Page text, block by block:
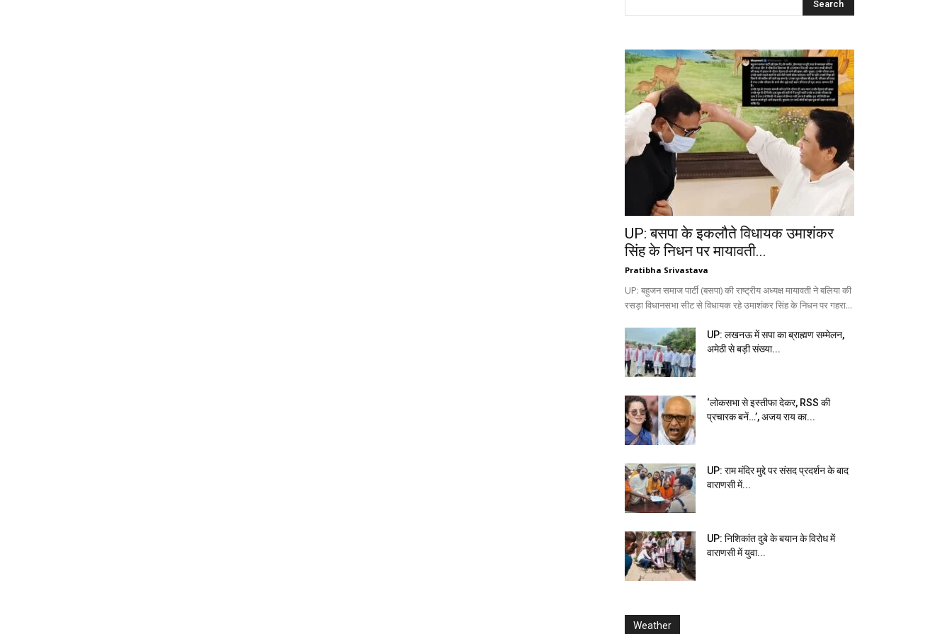
UP: बसपा के इकलौते विधायक उमाशंकर
सिंह के निधन पर मायावती...
Pratibha Srivastava
UP: बहुजन समाज पार्टी (बसपा) की राष्ट्रीय अध्यक्ष मायावती ने बलिया की
रसड़ा विधानसभा सीट से विधायक रहे उमाशंकर सिंह के निधन पर गहरा...
UP: लखनऊ में सपा का ब्राह्मण सम्मेलन,
अमेठी से बड़ी संख्या...
‘लोकसभा से इस्तीफा देकर, RSS की
प्रचारक बनें…’, अजय राय का...
UP: राम मंदिर मुद्दे पर संसद प्रदर्शन के बाद
वाराणसी में...
UP: निशिकांत दुबे के बयान के विरोध में
वाराणसी में युवा...
Weather